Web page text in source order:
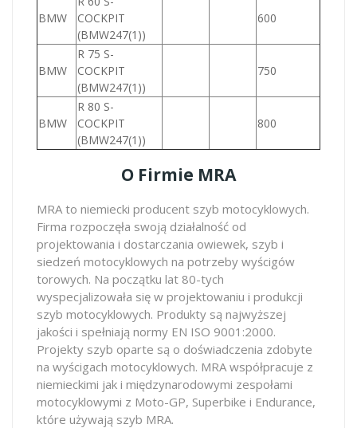
BMW
COCKPIT
(BMW247(1))
600
BMW
R 75 S-
COCKPIT
(BMW247(1))
750
BMW
R 80 S-
COCKPIT
(BMW247(1))
800
O Firmie MRA
MRA to niemiecki producent szyb motocyklowych.
Firma rozpoczęła swoją działalność od
projektowania i dostarczania owiewek, szyb i
siedzeń motocyklowych na potrzeby wyścigów
torowych. Na początku lat 80-tych
wyspecjalizowała się w projektowaniu i produkcji
szyb motocyklowych. Produkty są najwyższej
jakości i spełniają normy EN ISO 9001:2000.
Projekty szyb oparte są o doświadczenia zdobyte
na wyścigach motocyklowych. MRA współpracuje z
niemieckimi jak i międzynarodowymi zespołami
motocyklowymi z Moto-GP, Superbike i Endurance,
które używają szyb MRA.